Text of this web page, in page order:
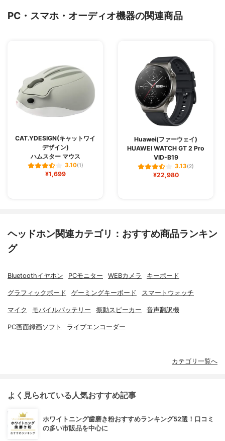
PC・スマホ・オーディオ機器の関連商品
CAT.YDESIGN(キャットワイ
デザイン)
ハムスター マウス
3.10(1)
¥1,699
Huawei(ファーウェイ)
HUAWEI WATCH GT 2 Pro
VID-B19
3.13(2)
¥22,980
ヘッドホン関連カテゴリ：おすすめ商品ランキン
グ
Bluetoothイヤホン PCモニター WEBカメラ キーボード
グラフィックボード ゲーミングキーボード スマートウォッチ
マイク モバイルバッテリー 振動スピーカー 音声翻訳機
PC画面録画ソフト ライブエンコーダー
カテゴリ一覧へ
よく見られている人気おすすめ記事
ホワイトニング歯磨き粉おすすめランキング52選！口コミ
の多い市販品を中心に